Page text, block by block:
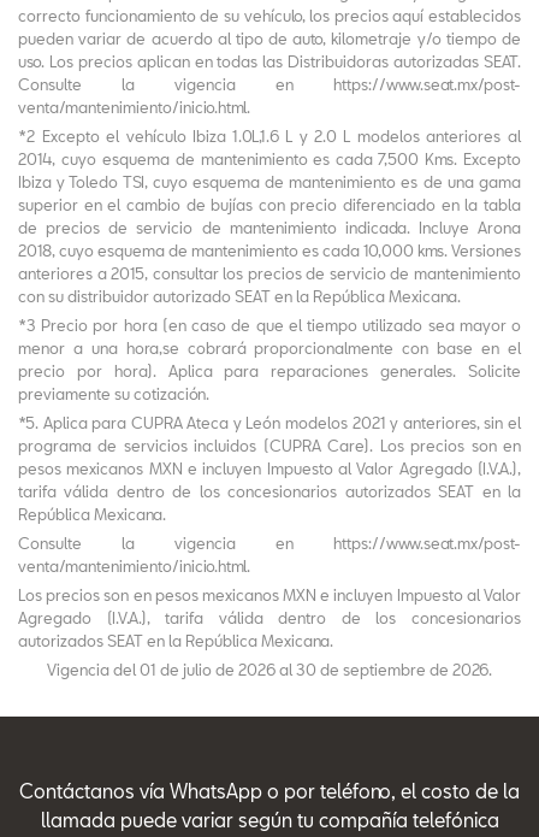
correcto funcionamiento de su vehículo, los precios aquí establecidos
pueden variar de acuerdo al tipo de auto, kilometraje y/o tiempo de
uso. Los precios aplican en todas las Distribuidoras autorizadas SEAT.
Consulte la vigencia en https://www.seat.mx/post-
venta/mantenimiento/inicio.html.
*2 Excepto el vehículo Ibiza 1.0L,1.6 L y 2.0 L modelos anteriores al
2014, cuyo esquema de mantenimiento es cada 7,500 Kms. Excepto
Ibiza y Toledo TSI, cuyo esquema de mantenimiento es de una gama
superior en el cambio de bujías con precio diferenciado en la tabla
de precios de servicio de mantenimiento indicada. Incluye Arona
2018, cuyo esquema de mantenimiento es cada 10,000 kms. Versiones
anteriores a 2015, consultar los precios de servicio de mantenimiento
con su distribuidor autorizado SEAT en la República Mexicana.
*3 Precio por hora (en caso de que el tiempo utilizado sea mayor o
menor a una hora,se cobrará proporcionalmente con base en el
precio por hora). Aplica para reparaciones generales. Solicite
previamente su cotización.
*5. Aplica para CUPRA Ateca y León modelos 2021 y anteriores, sin el
programa de servicios incluidos (CUPRA Care). Los precios son en
pesos mexicanos MXN e incluyen Impuesto al Valor Agregado (I.V.A.),
tarifa válida dentro de los concesionarios autorizados SEAT en la
República Mexicana.
Consulte la vigencia en https://www.seat.mx/post-
venta/mantenimiento/inicio.html.
Los precios son en pesos mexicanos MXN e incluyen Impuesto al Valor
Agregado (I.V.A.), tarifa válida dentro de los concesionarios
autorizados SEAT en la República Mexicana.
Vigencia del 01 de julio de 2026 al 30 de septiembre de 2026.
Contáctanos vía WhatsApp o por teléfono, el costo de la
llamada puede variar según tu compañía telefónica